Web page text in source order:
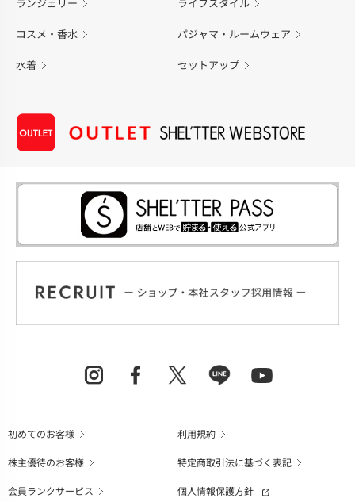
ランジェリー ライフスタイル
コスメ・香水 パジャマ・ルームウェア
水着 セットアップ
初めてのお客様
利用規約
株主優待のお客様
特定商取引法に基づく表記
会員ランクサービス
個人情報保護方針